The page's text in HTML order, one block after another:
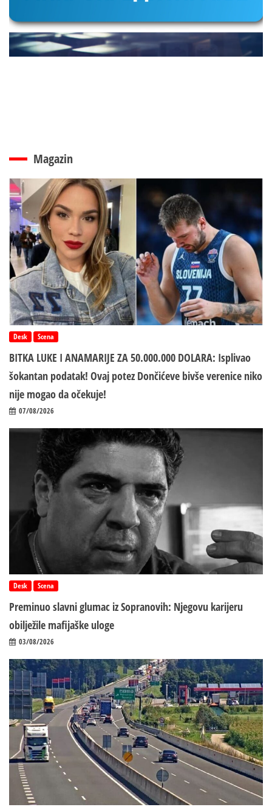
Magazin
Desk Scena
BITKA LUKE I ANAMARIJE ZA 50.000.000 DOLARA: Isplivao
šokantan podatak! Ovaj potez Dončićeve bivše verenice niko
nije mogao da očekuje!
07/08/2026
Desk Scena
Preminuo slavni glumac iz Sopranovih: Njegovu karijeru
obilježile mafijaške uloge
03/08/2026